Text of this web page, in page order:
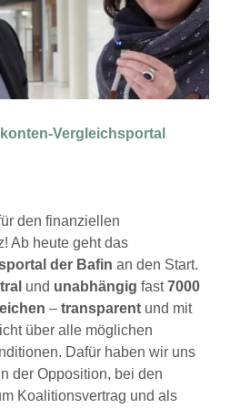
Vergleichsportal
den finanziellen
Ab heute geht das
der Bafin an den Start.
und unabhängig fast7000
– transparent und mit
über alle möglichen
Dafür haben wir uns
der Opposition, bei den
Koalitionsvertrag und als